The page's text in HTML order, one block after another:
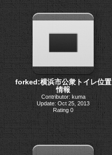
forked:横浜市公衆トイレ位置
情報
Contributor: kuma
Update: Oct 25, 2013
Rating 0